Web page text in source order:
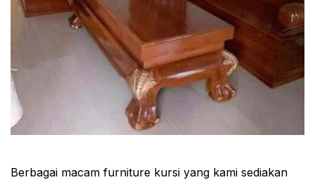
Berbagai macam furniture kursi yang kami sediakan